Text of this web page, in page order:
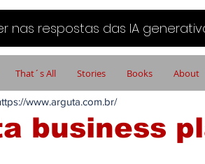
nas respostas das IA
That´s All Stories Books About
business
www.arguta.com.br/